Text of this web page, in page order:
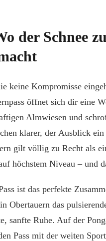
der Schnee
keine Kompromisse
öffnet sich dir eine
Almwiesen und
klarer, der Ausblick
gilt völlig zu Recht als
höchstem Niveau – und
ist das perfekte
Obertauern das
sanfte Ruhe. Auf der
Pass mit der weiten